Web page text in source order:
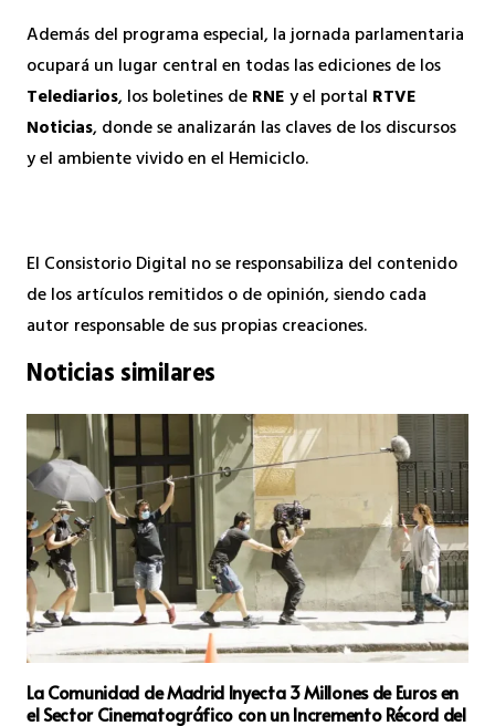
Además del programa especial, la jornada parlamentaria
ocupará un lugar central en todas las ediciones de los
Telediarios, los boletines deRNEy el portal RTVE
Noticias, donde se analizarán las claves de los discursos
y el ambiente vivido en el Hemiciclo.
El Consistorio Digital no se responsabiliza del contenido
de los artículos remitidos o de opinión, siendo cada
autor responsable de sus propias creaciones.
Noticias similares
La Comunidad de Madrid Inyecta 3 Millones de Euros en
el Sector Cinematográfico con un Incremento Récord del